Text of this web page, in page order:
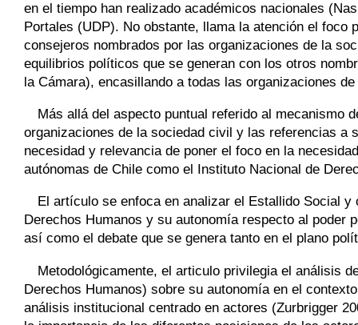
en el tiempo han realizado académicos nacionales
Portales (UDP). No obstante, llama la atención el
consejeros nombrados por las organizaciones de la
equilibrios políticos que se generan con los otros
la Cámara), encasillando a todas las organizaciones
Más allá del aspecto puntual referido al mecanismo
organizaciones de la sociedad civil y las referencias
necesidad y relevancia de poner el foco en la
autónomas de Chile como el Instituto Nacional de
El artículo se enfoca en analizar el Estallido Social
Derechos Humanos y su autonomía respecto al
así como el debate que se genera tanto en el plano
Metodológicamente, el articulo privilegia el análisis
Derechos Humanos) sobre su autonomía en el
análisis institucional centrado en actores (Zurbrigger